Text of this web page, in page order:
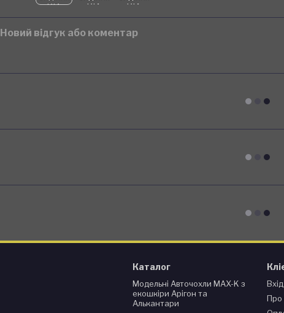
Новий відгук або коментар
Каталог
Модельні Авточохли MAX-K з
екошкіри Арігон та
Алькантари
Про